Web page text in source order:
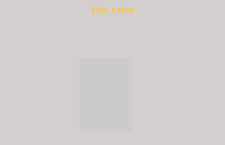
FÖLJ OSS